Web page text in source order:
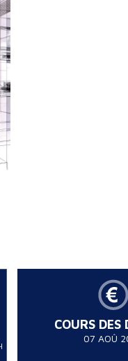
COURS DES
07 AOÛ